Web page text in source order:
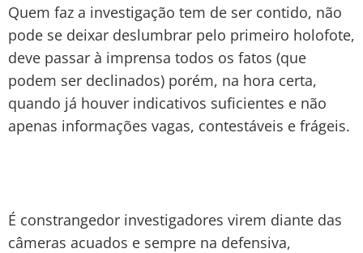
Quem faz a investigação tem de ser contido, não
pode se deixar deslumbrar pelo primeiro holofote,
deve passar à imprensa todos os fatos (que
podem ser declinados) porém, na hora certa,
quando já houver indicativos suficientes e não
apenas informações vagas, contestáveis e frágeis.
É constrangedor investigadores virem diante das
câmeras acuados e sempre na defensiva,